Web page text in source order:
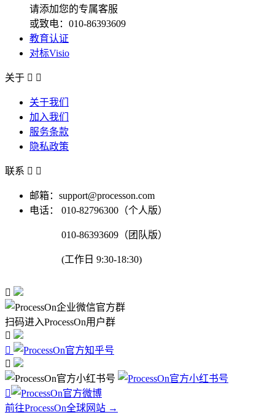
请添加您的专属客服
或致电：010-86393609
教育认证
对标Visio
关于  
关于我们
加入我们
服务条款
隐私政策
联系  
邮箱：support@processon.com
电话：
010-82796300（个人版）
010-86393609（团队版）
(工作日 9:30-18:30)

扫码进入ProcessOn用户群




前往ProcessOn全球网站 →